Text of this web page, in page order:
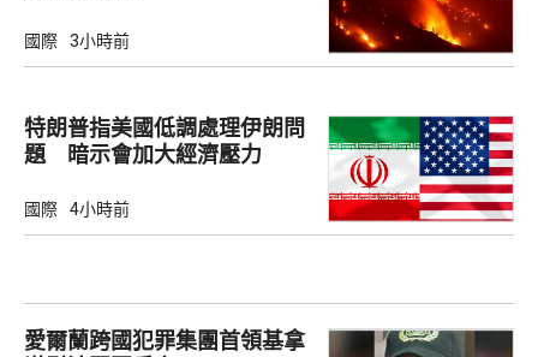
國際 3小時前
特朗普指美國低調處理伊朗問
題 暗示會加大經濟壓力
國際 4小時前
愛爾蘭跨國犯罪集團首領基拿